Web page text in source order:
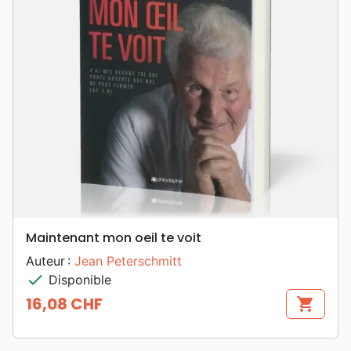
Maintenant mon oeil te voit
Auteur : Jean Peterschmitt
check Disponible
Prix
16,08 CHF shopping_cart